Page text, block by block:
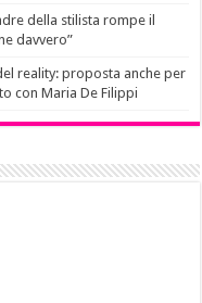
della stilista rompe il
davvero”
reality: proposta anche per
con Maria De Filippi